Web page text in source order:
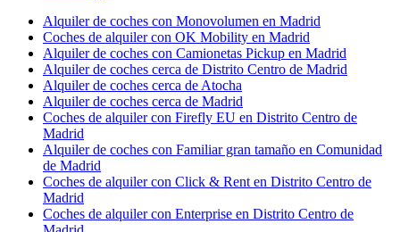
Alquiler de coches con Monovolumen en Madrid
Coches de alquiler con OK Mobility en Madrid
Alquiler de coches con Camionetas Pickup en Madrid
Alquiler de coches cerca de Distrito Centro de Madrid
Alquiler de coches cerca de Atocha
Alquiler de coches cerca de Madrid
Coches de alquiler con Firefly EU en Distrito Centro de
Madrid
Alquiler de coches con Familiar gran tamaño en Comunidad
de Madrid
Coches de alquiler con Click & Rent en Distrito Centro de
Madrid
Coches de alquiler con Enterprise en Distrito Centro de